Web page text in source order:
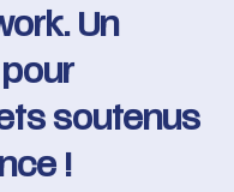
Un
soutenus
!